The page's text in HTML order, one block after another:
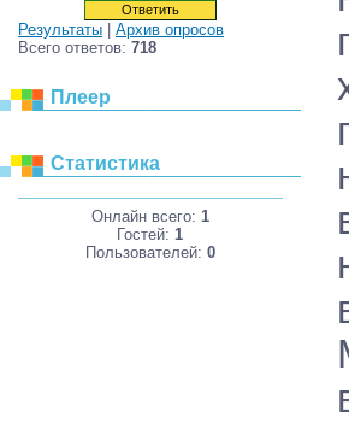
Результаты
Архив опросов
Всего ответов: 718
Плеер
Статистика
Онлайн всего: 1
Гостей: 1
Пользователей: 0